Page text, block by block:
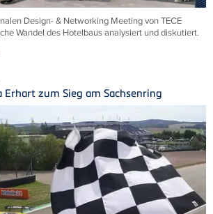
Design- & Networking Meeting von TECE
Wandel des Hotelbaus analysiert und diskutiert.
Erhart zum Sieg am Sachsenring